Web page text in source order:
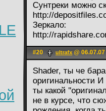
Сунтреки можно
http://
Зеркало:
http://
#20 ultrafx @
Shader, ты че
оригинальности
ты какой
не в курсе, что